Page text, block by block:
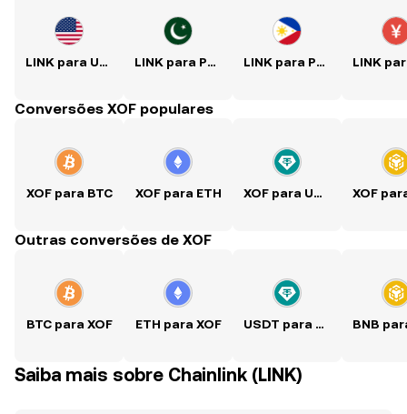
LINK para USD LINK para PKR LINK para PHP
Conversões XOF populares
XOF para BTC XOF para ETH XOF para USDT
Outras conversões de XOF
BTC para XOF ETH para XOF USDT para XOF
Saiba mais sobre Chainlink (LINK)